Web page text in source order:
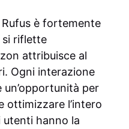
è fortemente
si riflette
attribuisce al
Ogni interazione
un’opportunità per
ottimizzare l’intero
utenti hanno la